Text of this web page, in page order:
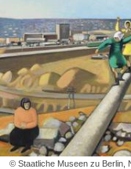
© Staatliche Museen zu Berlin,